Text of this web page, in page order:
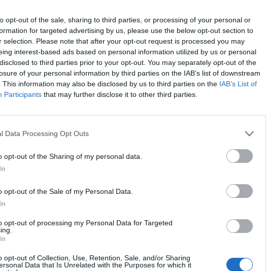
opt-out of the sale, sharing to third parties, or processing of your personal or
for targeted advertising by us, please use the below opt-out section to
selection. Please note that after your opt-out request is processed you may
interest-based ads based on personal information utilized by us or personal
to third parties prior to your opt-out. You may separately opt-out of the
of your personal information by third parties on the IAB’s list of downstream
This information may also be disclosed by us to third parties on the IAB’s List of
Participants that may further disclose it to other third parties.
Data Processing Opt Outs
opt-out of the Sharing of my personal data.
opt-out of the Sale of my Personal Data.
opt-out of processing my Personal Data for Targeted
opt-out of Collection, Use, Retention, Sale, and/or Sharing
Data that Is Unrelated with the Purposes for which it
1 di 7
Twitter
MULTIMEDIA
Gallerie Fotografiche
COMUNITÀ
Foto dei lettori